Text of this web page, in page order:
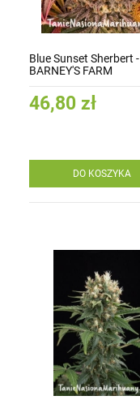
Blue Sunset Sherbert -
BARNEY'S FARM
46,80 zł
DO KOSZYKA